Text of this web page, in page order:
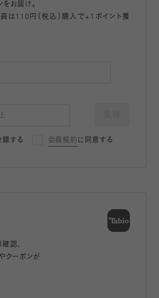
お届け。
は110円（税込）購入で+1ポイント獲
録する 会員規約 に同意する
認、
クーポンが